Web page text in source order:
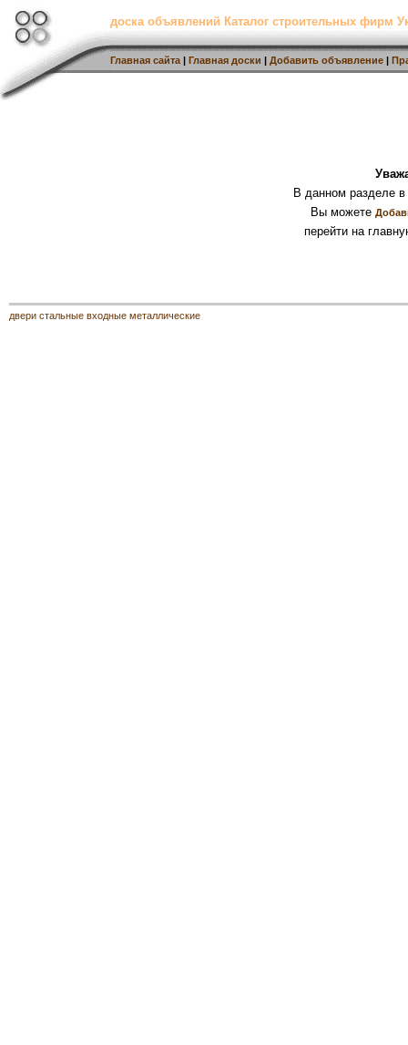
доска объявлений Каталог строительных фирм
Главная сайта | Главная доски | Добавить объявление |
В данном разделе
Вы можете
перейти на
двери стальные входные металлические